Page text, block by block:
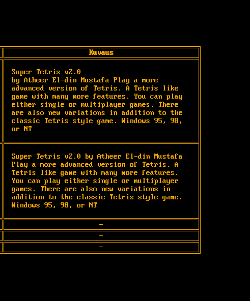
Kuvaus
Super Tetris v2.0
by Atheer El-din Mustafa Play a more
advanced version of Tetris. A Tetris like
game with many more features. You can play
either single or multiplayer games. There
are also new variations in addition to the
classic Tetris style game. Windows 95, 98,
or NT
Super Tetris v2.0 by Atheer El-din Mustafa
Play a more advanced version of Tetris. A
Tetris like game with many more features.
You can play either single or multiplayer
games. There are also new variations in
addition to the classic Tetris style game.
Windows 95, 98, or NT
-
-
-